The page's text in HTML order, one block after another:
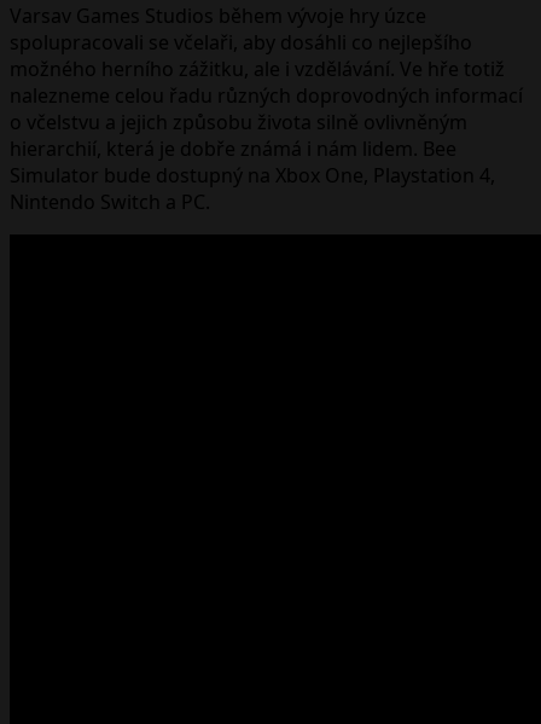
Varsav Games Studios během vývoje hry úzce
spolupracovali se včelaři, aby dosáhli co nejlepšího
možného herního zážitku, ale i vzdělávání. Ve hře totiž
nalezneme celou řadu různých doprovodných informací
o včelstvu a jejich způsobu života silně ovlivněným
hierarchií, která je dobře známá i nám lidem. Bee
Simulator bude dostupný na Xbox One, Playstation 4,
Nintendo Switch a PC.